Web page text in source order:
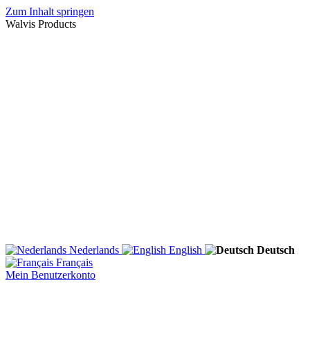
Zum Inhalt springen
Walvis Products
Nederlands English
Deutsch
Français
Mein Benutzerkonto